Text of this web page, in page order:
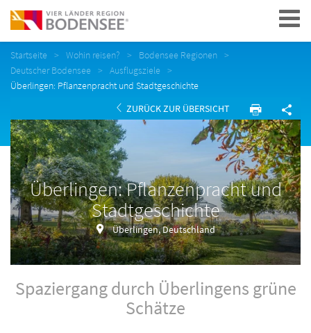
Navigation
Startseite Wohin reisen?
Bodensee Regionen
Deutscher Bodensee
Ausflugsziele
Überlingen: Pflanzenpracht und Stadtgeschichte
ZURÜCK ZUR ÜBERSICHT
Überlingen: Pflanzenpracht und
Stadtgeschichte
Überlingen, Deutschland
Spaziergang durch Überlingens grüne
Schätze